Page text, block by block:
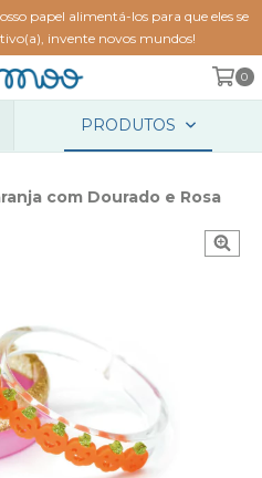
papel alimentá-los para que eles se
invente novos mundos!
0
PRODUTOS
com Dourado e Rosa